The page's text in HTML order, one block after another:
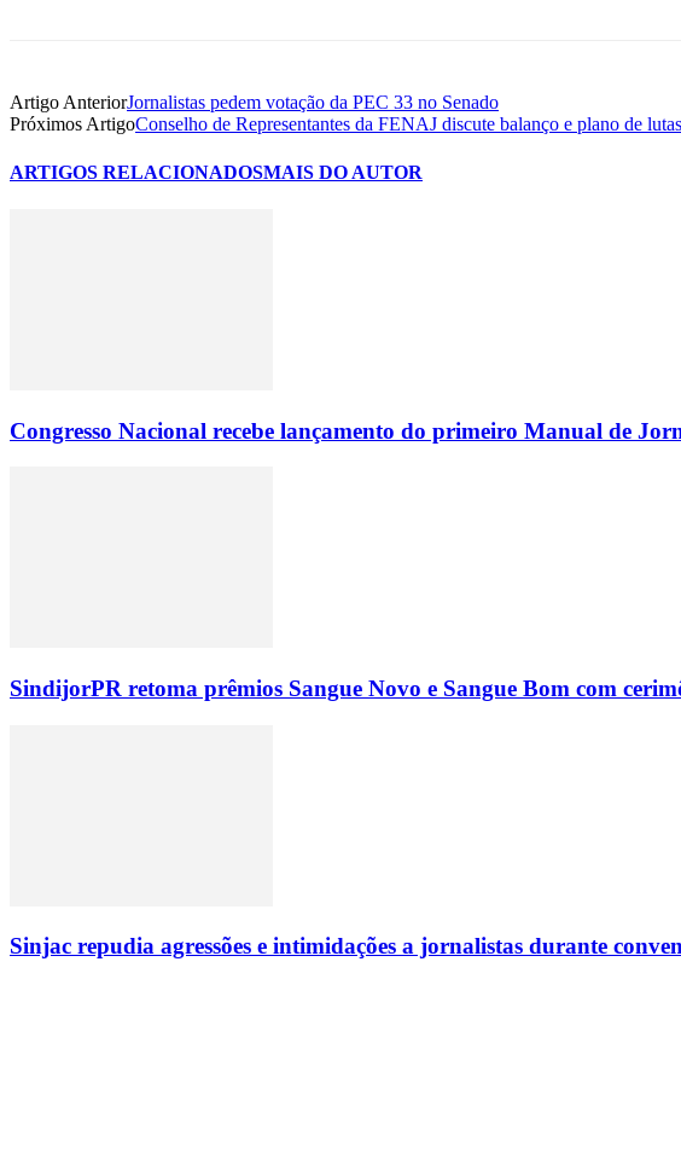
Artigo AnteriorJornalistas pedem votação da PEC 33 no Senado
Próximos ArtigoConselho de Representantes da FENAJ discute balanço e plano de
ARTIGOS RELACIONADOSMAIS DO AUTOR
Congresso Nacional recebe lançamento do primeiro Manual de
SindijorPR retoma prêmios Sangue Novo e Sangue Bom com
Sinjac repudia agressões e intimidações a jornalistas durante